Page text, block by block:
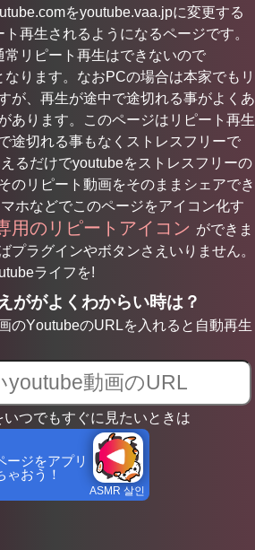
をyoutube.vaa.jpに変更する
再生されるようになるページです。
リピート再生はできないので
ります。なおPCの場合は本家でもリ
が、再生が途中で途切れる事がよくあ
あります。このページはリピート再生
途切れる事もなくストレスフリーで
るだけでyoutubeをストレスフリーの
のリピート動画をそのままシェアでき
ホなどでこのページをアイコン化す
用のリピートアイコン ができま
プラグインやボタンさえいりません。
ライフを!
ががよくわからい時は？
のYoutubeのURLを入れると自動再生
いつでもすぐに見たいときは
ージをアプリ
ゃおう！
ASMR 살인